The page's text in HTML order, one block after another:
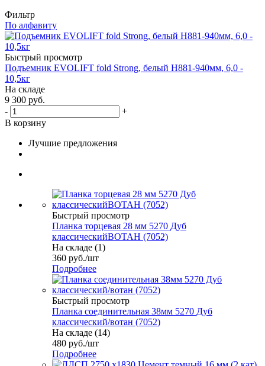
Фильтр
По алфавиту
Быстрый просмотр
Подъемник EVOLIFT fold Strong, белый H881-940мм, 6,0 -
10,5кг
На складе
9 300 руб.
-
+
В корзину
Лучшие предложения
Быстрый просмотр
Планка торцевая 28 мм 5270 Дуб
классическийВОТАН (7052)
На складе (1)
360 руб./шт
Подробнее
Быстрый просмотр
Планка соединительная 38мм 5270 Дуб
классический/вотан (7052)
На складе (14)
480 руб./шт
Подробнее